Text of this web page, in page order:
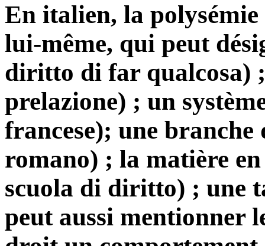
En italien, la
lui-même, qui peut
diritto di far qualcosa)
prelazione) ; un
francese); une branche
romano) ; la matière
scuola di diritto) ; une
peut aussi mentionner